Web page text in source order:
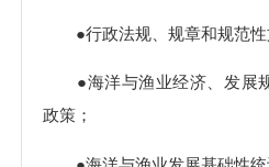
●行政法规、规章和规范性
●海洋与渔业经济、发展
政策；